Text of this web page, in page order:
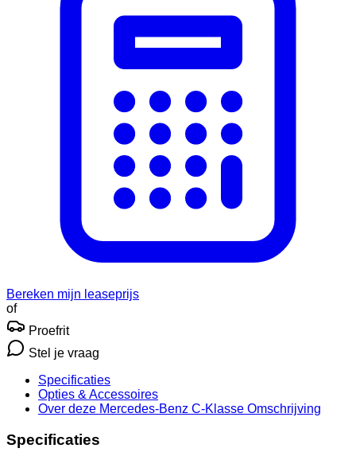
Bereken mijn leaseprijs
of
Proefrit
Stel je vraag
Specificaties
Opties & Accessoires
Over deze Mercedes-Benz C-Klasse Omschrijving
Specificaties